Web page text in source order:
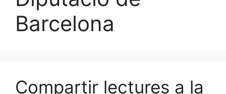
Barcelona
Compartir lectures a la